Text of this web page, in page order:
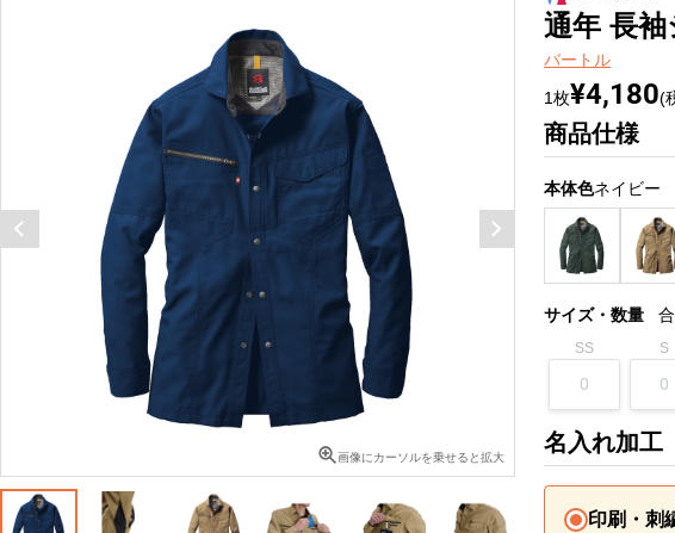
画像にカーソルを乗せると拡大
通年 長
バートル
1枚¥4,180(
商品仕様
本体色ネイビー
サイズ・数量
SS S
名入れ加工
印刷・刺